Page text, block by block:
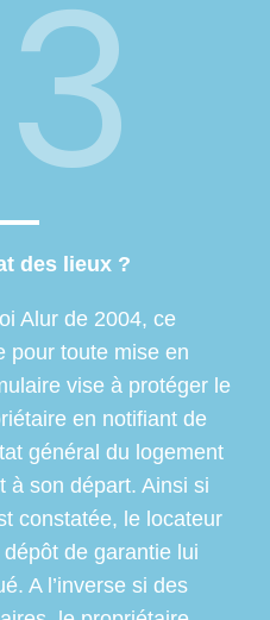
des lieux ?
Alur de 2004, ce
pour toute mise en
vise à protéger le
en notifiant de
général du logement
à son départ. Ainsi si
constatée, le locateur
de garantie lui
A l’inverse si des